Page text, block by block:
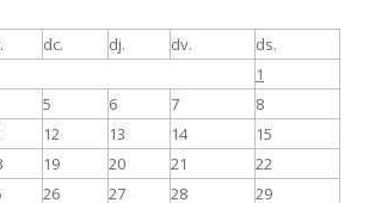
dc. dj. dv. ds.
1
5 6 7
8
12 13 14
15
19 20 21
22
26 27 28
29